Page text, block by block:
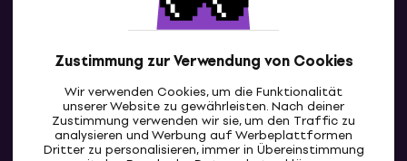
Zustimmung zur Verwendung von Cookies
Wir verwenden Cookies, um die Funktionalität
unserer Website zu gewährleisten. Nach deiner
Zustimmung verwenden wir sie, um den Traffic zu
analysieren und Werbung auf Werbeplattformen
Dritter zu personalisieren, immer in Übereinstimmung